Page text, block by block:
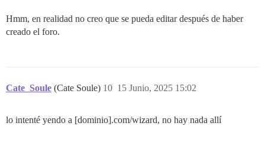
Hmm, en realidad no creo que se pueda editar después de haber
creado el foro.
Cate_Soule (Cate Soule) 15 Junio, 2025 15:02
10
lo intenté yendo a [dominio].com/wizard, no hay nada allí